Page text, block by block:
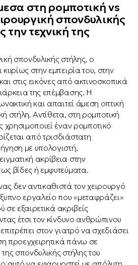
στη ρομποτική vs
σπονδυλικής
τεχνική της
σπονδυλικής στήλης, ο
κυρίως στην εμπειρία του, στην
στις εικόνες από ακτινοσκοπικά
της επέμβασης. Η
και απαιτεί άμεση οπτική
στήλη. Αντίθετα, στη ρομποτική
χρησιμοποιεί έναν ρομποτικό
από τρισδιάστατη
με υπολογιστή,
ακρίβεια στην
βίδες ή εμφυτεύματα.
δεν αντικαθιστά τον χειρουργό
εργαλείο που «μεταφράζει»
σε εξαιρετικά ακριβείς
έτσι τον κίνδυνο ανθρώπινου
στον γιατρό να σχεδιάσει
προεγχειρητικά πάνω σε
σπονδυλικής στήλης του